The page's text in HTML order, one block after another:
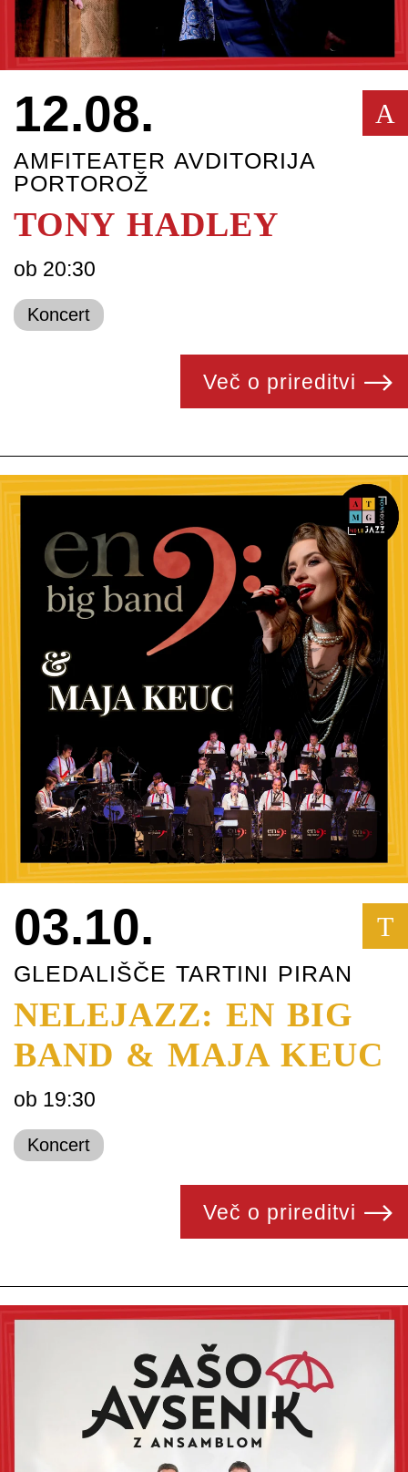
12.08. A
AMFITEATER AVDITORIJA
PORTOROŽ
TONY HADLEY
ob 20:30
Koncert
Več o prireditvi
03.10. T
GLEDALIŠČE TARTINI PIRAN
NELEJAZZ: EN BIG
BAND & MAJA KEUC
ob 19:30
Koncert
Več o prireditvi